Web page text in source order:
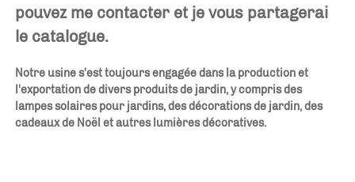
pouvez me contacter et je vous partagerai
le catalogue.
Notre usine s'est toujours engagée dans la production et
l'exportation de divers produits de jardin, y compris des
lampes solaires pour jardins, des décorations de jardin, des
cadeaux de Noël et autres lumières décoratives.